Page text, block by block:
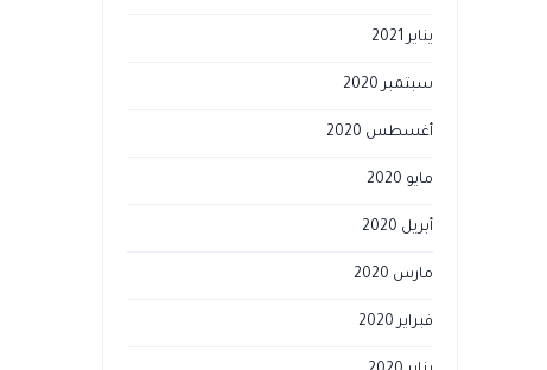
يناير 2021
سبتمبر 2020
أغسطس 2020
مايو 2020
أبريل 2020
مارس 2020
فبراير 2020